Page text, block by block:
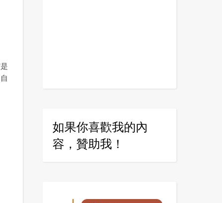
如果你喜歡我的內
容，贊助我！